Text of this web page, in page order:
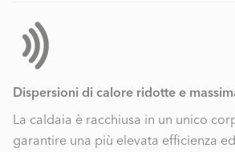
Dispersioni di calore ridotte e
La caldaia è racchiusa in un unico
garantire una più elevata efficienza